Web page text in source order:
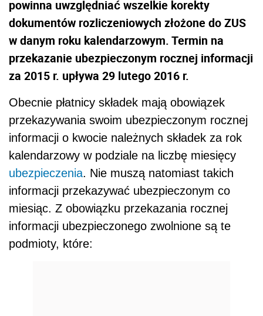
powinna uwzględniać wszelkie korekty
dokumentów rozliczeniowych złożone do ZUS
w danym roku kalendarzowym. Termin na
przekazanie ubezpieczonym rocznej informacji
za 2015 r. upływa 29 lutego 2016 r.
Obecnie płatnicy składek mają obowiązek
przekazywania swoim ubezpieczonym rocznej
informacji o kwocie należnych składek za rok
kalendarzowy w podziale na liczbę miesięcy
ubezpieczenia. Nie muszą natomiast takich
informacji przekazywać ubezpieczonym co
miesiąc. Z obowiązku przekazania rocznej
informacji ubezpieczonego zwolnione są te
podmioty, które: